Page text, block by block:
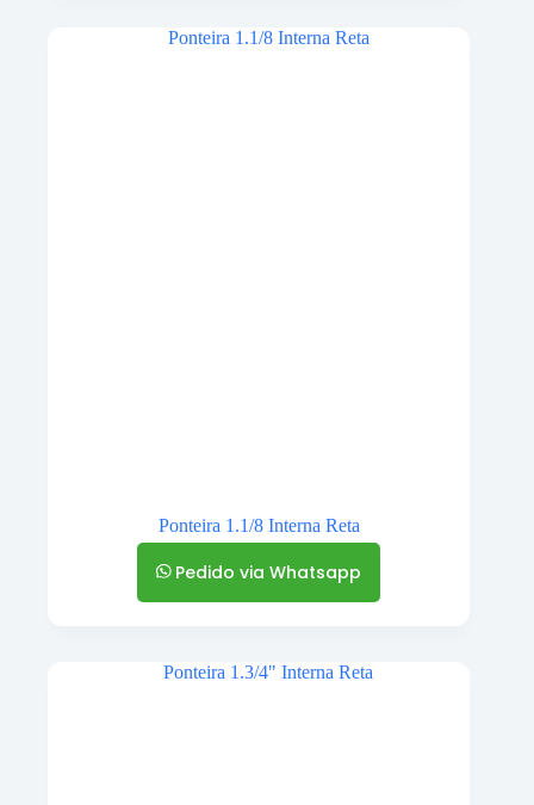
Ponteira 1.1/8 Interna Reta
Pedido via Whatsapp